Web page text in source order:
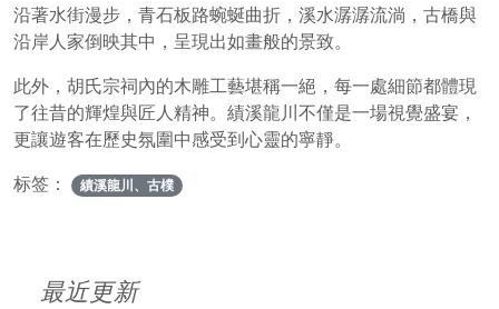
沿著水街漫步，青石板路蜿蜒曲折，溪水潺潺流淌，古橋與
沿岸人家倒映其中，呈現出如畫般的景致。
此外，胡氏宗祠內的木雕工藝堪稱一絕，每一處細節都體現
了往昔的輝煌與匠人精神。績溪龍川不僅是一場視覺盛宴，
更讓遊客在歷史氛圍中感受到心靈的寧靜。
标签：
績溪龍川、古樸
最近更新